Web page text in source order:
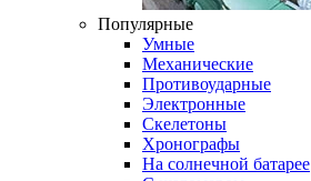
Популярные
Умные
Механические
Противоударные
Электронные
Скелетоны
Хронографы
На солнечной батарее